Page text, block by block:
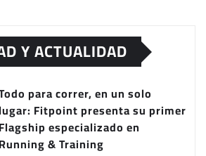
Y ACTUALIDAD
para correr, en un solo
lugar: Fitpoint presenta su primer
Flagship especializado en
Running & Training